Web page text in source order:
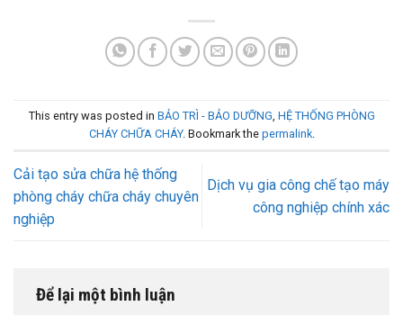
This entry was posted in BẢO TRÌ - BẢO DƯỠNG HỆ THỐNG PHÒNG
CHÁY CHỮA CHÁY. Bookmark the permalink.
Cải tạo sửa chữa hệ thống
phòng cháy chữa cháy chuyên
nghiệp
Dịch vụ gia công chế tạo máy
công nghiệp chính xác
Để lại một bình luận